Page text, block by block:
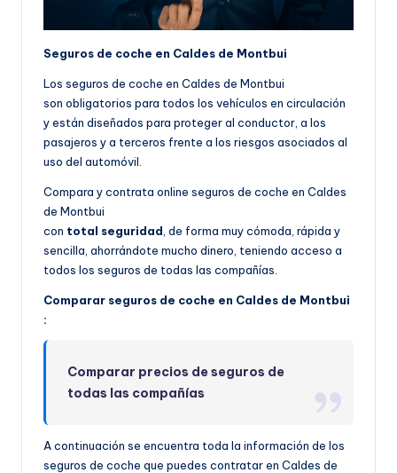
Seguros de coche en Caldes de Montbui
Los seguros de coche en Caldes de Montbui
son obligatorios para todos los vehículos en circulación
y están diseñados para proteger al conductor, a los
pasajeros y a terceros frente a los riesgos asociados al
uso del automóvil.
Compara y contrata online seguros de coche en Caldes
de Montbui
con total seguridad , de forma muy cómoda, rápida y
sencilla, ahorrándote mucho dinero, teniendo acceso a
todos los seguros de todas las compañías.
Comparar seguros de coche en Caldes de Montbui
:
Comparar precios de seguros de
todas las compañías
A continuación se encuentra toda la información de los
seguros de coche que puedes contratar en Caldes de